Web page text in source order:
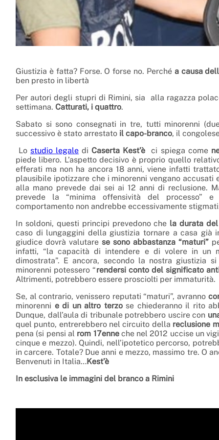
Giustizia è fatta? Forse. O forse no. Perché a causa
ben presto in libertà
Per autori degli stupri di Rimini, sia alla ragazza
settimana. Catturati, i quattro.
Sabato si sono consegnati in tre, tutti minorenni
successivo è stato arrestato il capo-branco, il
Lo studio legale di Caserta Kest’è ci spiega come
piede libero. L’aspetto decisivo è proprio quello
efferati ma non ha ancora 18 anni, viene infatti
plausibile ipotizzare che i minorenni vengano accusati
alla mano prevede dai sei ai 12 anni di reclusione.
prevede la “minima offensività del processo” e
comportamento non andrebbe eccessivamente
In soldoni, questi principi prevedono che la durata
caso di lungaggini della giustizia tornare a casa già
giudice dovrà valutare se sono abbastanza “maturi”
infatti, “la capacità di intendere e di volere in un
dimostrata”. E ancora, secondo la nostra giustizia
minorenni potessero “rendersi conto del significato
Altrimenti, potrebbero essere prosciolti per immaturità.
Se, al contrario, venissero reputati “maturi”, avranno
minorenni e di un altro terzose chiederanno il rito
Dunque, dall’aula di tribunale potrebbero uscire con
quel punto, entrerebbero nel circuito della reclusione
pena (si pensi al rom 17enneche nel 2012 uccise un
cinque e mezzo). Quindi, nell’ipotetico percorso,
in carcere. Totale? Due anni e mezzo, massimo tre. O
Benvenuti in Italia…Kest’è
In esclusiva le immagini del branco a Rimini